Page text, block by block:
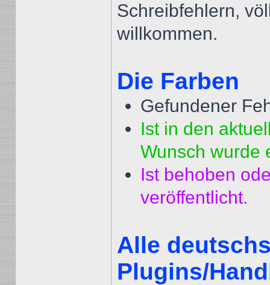
Schreibfehlern,
willkommen.
Die Farben
Gefundener
Ist in den
Wunsch wurde
Ist behoben
veröffentlicht.
Alle
Plugins/